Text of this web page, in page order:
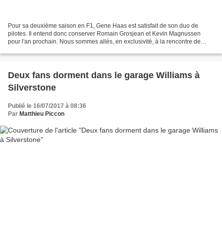
Pour sa deuxième saison en F1, Gene Haas est satisfait de son duo de
pilotes. Il entend donc conserver Romain Grosjean et Kevin Magnussen
pour l'an prochain. Nous sommes allés, en exclusivité, à la rencontre de
Deux fans dorment dans le garage Williams à
Silverstone
Publié le 16/07/2017 à 08:36
Par Matthieu Piccon